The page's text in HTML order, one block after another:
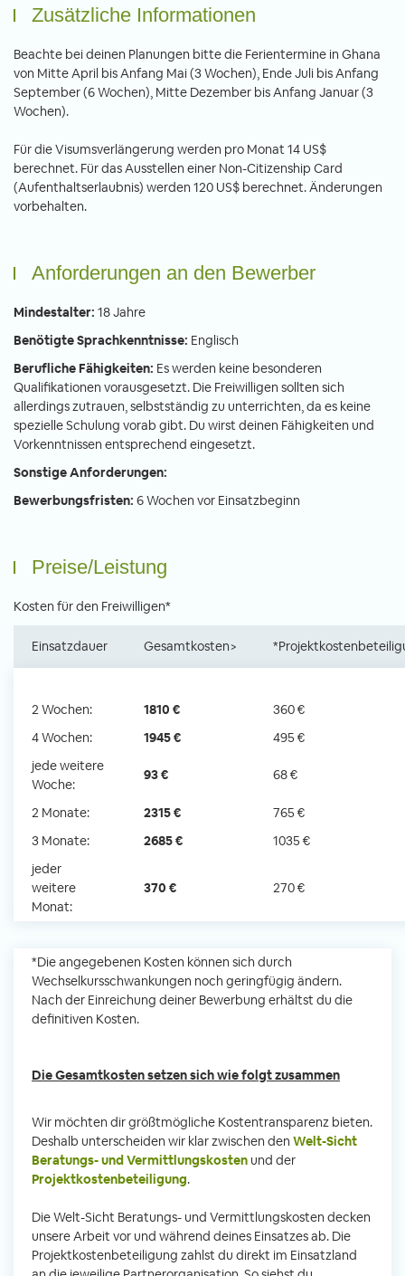
Zusätzliche Informationen
Beachte bei deinen Planungen bitte die Ferientermine in Ghana
von Mitte April bis Anfang Mai (3 Wochen), Ende Juli bis Anfang
September (6 Wochen), Mitte Dezember bis Anfang Januar (3
Wochen).
Für die Visumsverlängerung werden pro Monat 14 US$
berechnet. Für das Ausstellen einer Non-Citizenship Card
(Aufenthaltserlaubnis) werden 120 US$ berechnet. Änderungen
vorbehalten.
Anforderungen an den Bewerber
Mindestalter: 18 Jahre
Benötigte Sprachkenntnisse: Englisch
Berufliche Fähigkeiten: Es werden keine besonderen
Qualifikationen vorausgesetzt. Die Freiwilligen sollten sich
allerdings zutrauen, selbstständig zu unterrichten, da es keine
spezielle Schulung vorab gibt. Du wirst deinen Fähigkeiten und
Vorkenntnissen entsprechend eingesetzt.
Sonstige Anforderungen:
Bewerbungsfristen: 6 Wochen vor Einsatzbeginn
Preise/Leistung
Kosten für den Freiwilligen*
Einsatzdauer Gesamtkosten>
2 Wochen: 1810 €
360 €
4 Wochen:
1945 €
495 €
jede weitere
Woche:
93 € 68 €
2 Monate: 2315 €
765 €
3 Monate:
2685 €
1035 €
jeder
weitere
Monat:
370 € 270 €
*Die angegebenen Kosten können sich durch
Wechselkursschwankungen noch geringfügig ändern.
Nach der Einreichung deiner Bewerbung erhältst du die
definitiven Kosten.
Die Gesamtkosten setzen sich wie folgt zusammen
Wir möchten dir größtmögliche Kostentransparenz bieten.
Deshalb unterscheiden wir klar zwischen den Welt-Sicht
Beratungs- und Vermittlungskosten und der
Projektkostenbeteiligung.
Die Welt-Sicht Beratungs- und Vermittlungskosten decken
unsere Arbeit vor und während deines Einsatzes ab. Die
Projektkostenbeteiligung zahlst du direkt im Einsatzland